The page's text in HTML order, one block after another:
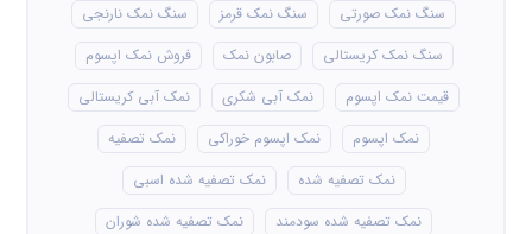
سنگ نمک صورتی
سنگ نمک قرمز
سنگ نمک نارنجی
سنگ نمک کریستالی
صابون نمک
فروش نمک اپسوم
قیمت نمک اپسوم
نمک آبی شکری
نمک آبی کریستالی
نمک اپسوم
نمک اپسوم خوراکی
نمک تصفیه
نمک تصفیه شده
نمک تصفیه شده اسبی
نمک تصفیه شده سودمند
نمک تصفیه شده شوران